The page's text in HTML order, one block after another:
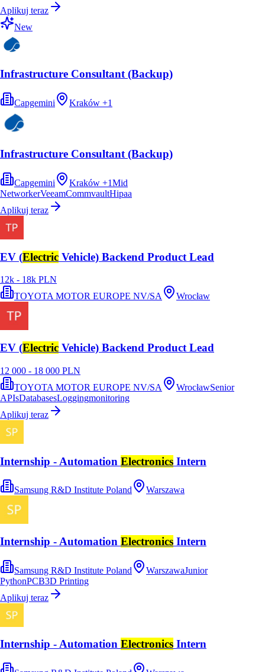
Aplikuj teraz
New
Infrastructure Consultant (Backup)
Capgemini Kraków +1
Infrastructure Consultant (Backup)
Capgemini Kraków +1Mid
NetworkerVeeamCommvaultHipaa
Aplikuj teraz
EV (Electric Vehicle) Backend Product Lead
12k - 18k PLN
TOYOTA MOTOR EUROPE NV/SA
Wrocław
EV (Electric Vehicle) Backend Product Lead
12 000 - 18 000 PLN
TOYOTA MOTOR EUROPE NV/SA
WrocławSenior
APIsDatabasesLoggingmonitoring
Aplikuj teraz
Internship - Automation Electronics Intern
Samsung R&D Institute Poland Warszawa
Internship - Automation Electronics Intern
Samsung R&D Institute Poland WarszawaJunior
PythonPCB3D Printing
Aplikuj teraz
Internship - Automation Electronics Intern